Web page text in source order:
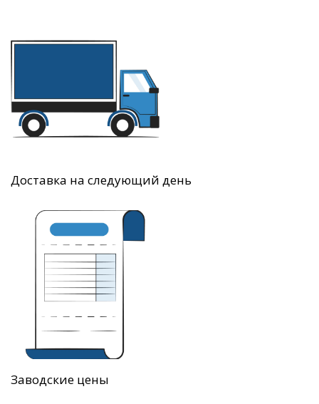
Доставка на следующий день
Заводские цены